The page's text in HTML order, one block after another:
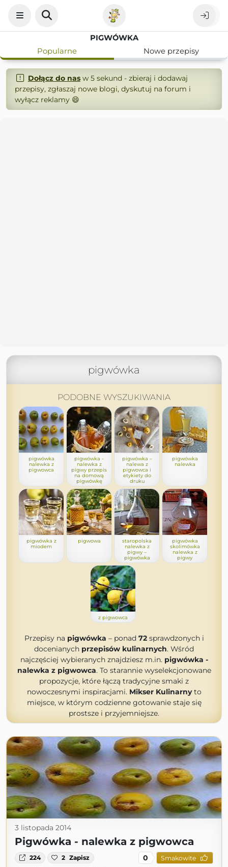
PIGWÓWKA
Popularne
Nowe przepisy
Dołącz do nasw 5 sekund - zbieraj i dodawaj
przepisy, zgłaszaj nowe blogi, dyskutuj na forum i
wyłącz reklamy 😄
pigwówka
PODOBNE WYSZUKIWANIA
pigwówka
nalewka z
pigwowca
pigwówka -
nalewka z
pigwy przepis
na domową
pigwówkę
pigwówka –
nalewa z
pigwowca i
etykiety do
druku
pigwówka
nalewka
pigwówka z
miodem
pigwowa
staropolska
nalewka z
pigwy –
pigwówka
pigwówka
skolimówka
nalewka z
pigwy
z pigwowca
Przepisy na pigwówka – ponad 72sprawdzonych i
docenianych przepisów kulinarnych. Wśród
najczęściej wybieranych znajdziesz m.in. pigwówka -
nalewka z pigwowca. To starannie wyselekcjonowane
propozycje, które łączą tradycyjne smaki z
nowoczesnymi inspiracjami. Mikser Kulinarnyto
miejsce, w którym codzienne gotowanie staje się
prostsze i przyjemniejsze.
3 listopada 2014
Pigwówka - nalewka z pigwowca
224 2 Zapisz 0 Smakowite